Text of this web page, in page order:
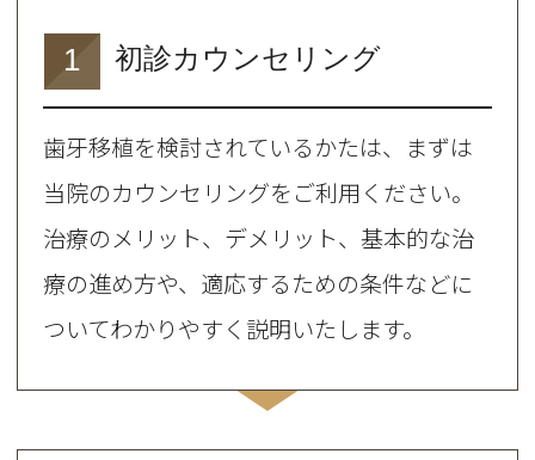
1 初診カウンセリング
歯牙移植を検討されているかたは、まずは
当院のカウンセリングをご利用ください。
治療のメリット、デメリット、基本的な治
療の進め方や、適応するための条件などに
ついてわかりやすく説明いたします。